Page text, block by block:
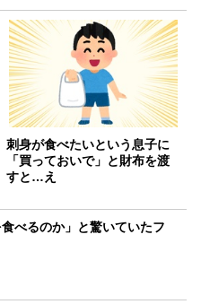
刺身が食べたいという息子に
「買っておいで」と財布を渡
すと…え
食べるのか」と驚いていたフ